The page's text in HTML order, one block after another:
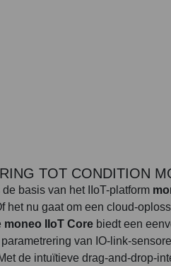
TOT CONDITION
de basis van het IIoT-platform
het nu gaat om een cloud-
moneo IIoT Core biedt een
van IO-link-
de intuïtieve drag-and-drop-